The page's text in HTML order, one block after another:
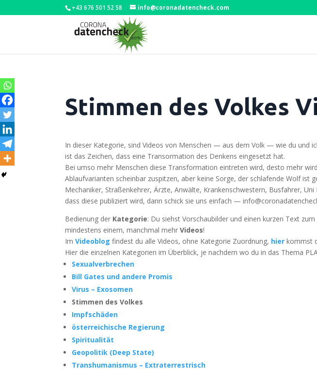
+43 676 501 52 58 info@coronadatencheck.com
Stimmen des Volkes
In die­ser Kate­go­rie, sind Vide­os von Men­schen — aus dem Volk — wie du und
ist das Zei­chen, dass eine Tran­sor­ma­ti­on des Den­kens ein­ge­setzt hat.
Bei umso mehr Men­schen die­se Trans­for­ma­ti­on ein­tre­ten wird, des­to mehr
Ablauf­va­ri­an­ten schein­bar zuspit­zen, aber kei­ne Sor­ge, der schla­fen­de Wolf ist
Mecha­ni­ker, Stra­ßen­keh­rer, Ärz­te, Anwäl­te, Kran­ken­schwes­tern, Bus­fah­rer,
dass die­se publi­ziert wird, dann schick sie uns ein­fach —
Bedie­nung der Kate­go­rie: Du siehst Vor­schau­bil­der und einen kur­zen Text
min­des­tens einem, manch­mal mehrVide­os!
ImVideo­blog fin­dest du alle Vide­os, ohne Kate­go­rie Zuord­nung, hier kommst
Hier die ein­zel­nen Kate­go­rien im Über­blick, je nach­dem wo du in das The­ma
Sexu­al­ver­bre­chen
Bill Gates und ande­re Promis
Virus – Exosomen
Stim­men des Volkes
Impf­schä­den
öster­rei­chi­sche Regierung
Spi­ri­tua­li­tät
Geo­po­li­tik (Deep State)
Trans­hu­ma­nis­mus – Extra­ter­res­trisch